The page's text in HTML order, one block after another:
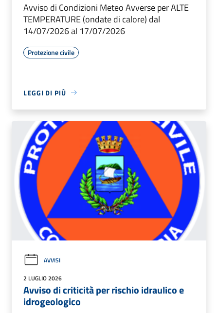
Avviso di Condizioni Meteo Avverse per ALTE
TEMPERATURE (ondate di calore) dal
14/07/2026 al 17/07/2026
Protezione civile
LEGGI DI PIÙ
AVVISI
2 LUGLIO 2026
Avviso di criticità per rischio idraulico e
idrogeologico